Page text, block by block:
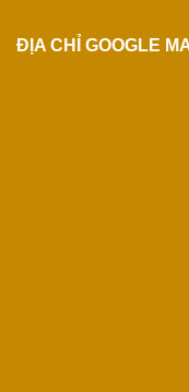
ĐỊA CHỈ GOOGLE